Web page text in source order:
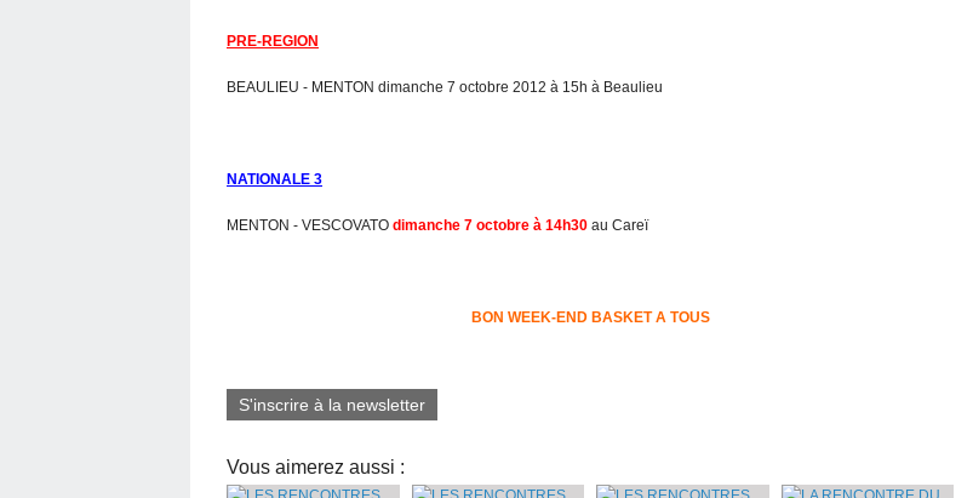
PRE-REGION
BEAULIEU - MENTON dimanche 7 octobre 2012 à 15h à Beaulieu
NATIONALE 3
MENTON - VESCOVATO dimanche 7 octobre à 14h30 au Careï
BON WEEK-END BASKET A TOUS
S'inscrire à la newsletter
Vous aimerez aussi :